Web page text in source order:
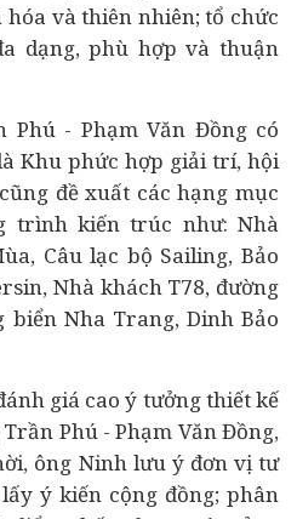
và thiên nhiên; tổ chức
dạng, phù hợp và thuận
- Phạm Văn Đồng có
Khu phức hợp giải trí, hội
đề xuất các hạng mục
trình kiến trúc như: Nhà
Câu lạc bộ Sailing, Bảo
Nhà khách T78, đường
biển Nha Trang, Dinh Bảo
giá cao ý tưởng thiết kế
Phú - Phạm Văn Đồng,
ông Ninh lưu ý đơn vị tư
ý kiến cộng đồng; phân